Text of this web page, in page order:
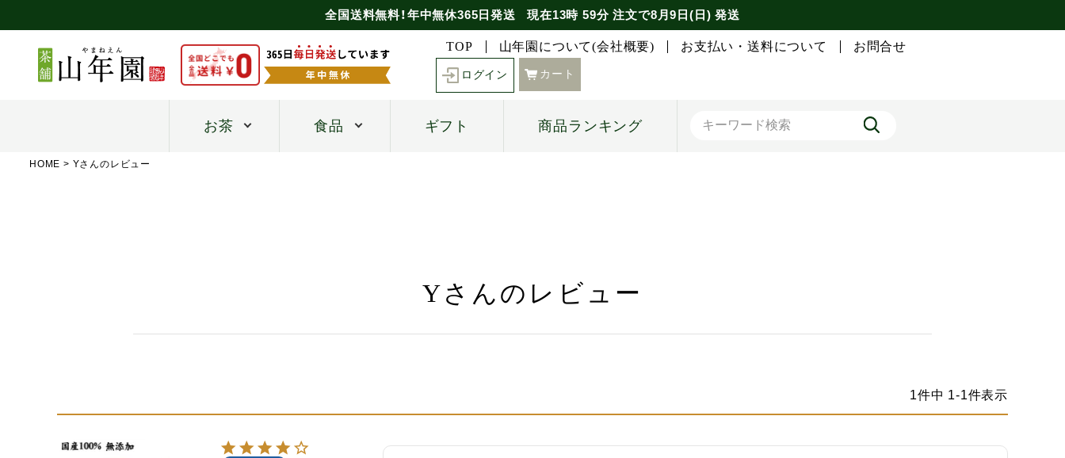
全国送料無料！年中無休365日発送 現在13時 59分注文で8月9日(日) 発送
TOP 山年園について(会社概要) お支払い・送料について お問合せ
ログイン カート
お茶 食品 ギフト 商品ランキング
HOME Yさんのレビュー
Yさんのレビュー
1件中 1-1件表示